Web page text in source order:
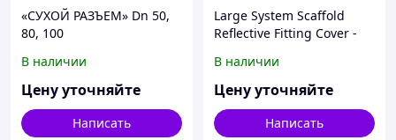
«СУХОЙ РАЗЪЕМ» Dn 50,
80, 100
В наличии
Цену уточняйте
Написать
Large System Scaffold
Reflective Fitting Cover -
для строительной
арматуры со
В наличии
Цену уточняйте
Написать